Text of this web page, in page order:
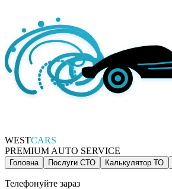
WESTCARS
PREMIUM AUTO SERVICE
Головна Послуги СТО Калькулятор ТО
Телефонуйте зараз